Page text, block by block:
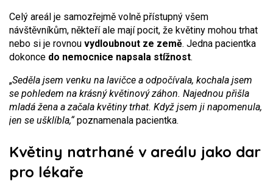
Celý areál je samozřejmě volně přístupný všem
návštěvníkům, někteří ale mají pocit, že květiny mohou trhat
nebo si je rovnou vydloubnout ze země. Jedna pacientka
dokonce do nemocnice napsala stížnost.
„Seděla jsem venku na lavičce a odpočívala, kochala jsem
se pohledem na krásný květinový záhon. Najednou přišla
mladá žena a začala květiny trhat. Když jsem ji napomenula,
jen se ušklíbla,“poznamenala pacientka.
Květiny natrhané v areálu jako dar
pro lékaře